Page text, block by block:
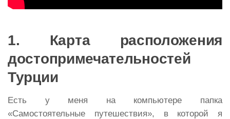
1. Карта расположения
достопримечательностей
Турции
Есть у меня на компьютере папка
«Самостоятельные путешествия», в которой я